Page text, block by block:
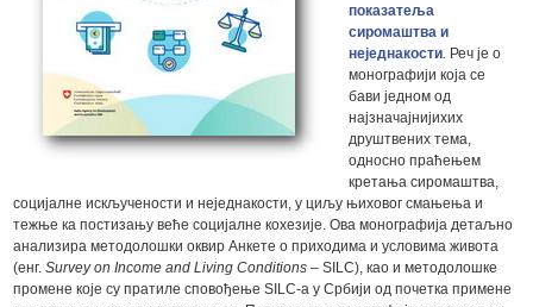
показатеља
сиромаштва и
неједнакости Реч је о
монографији која се
бави једном од
најзначајнијихих
друштвених тема,
односно праћењем
кретања сиромаштва,
социјалне искључености и неједнакости, у циљу њиховог смањења и
тежње ка постизању веће социјалне кохезије. Ова монографија детаљно
анализира методолошки оквир Анкете о приходима и условима живота
(енг.Survey on Income and Living Conditions –SILC), као и методолошке
промене које су пратиле сповођење SILC-а у Србији од почетка примене